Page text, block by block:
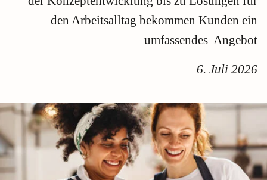
den Arbeitsalltag bekommen Kunden ein
umfassendes Angebot
6. Juli 2026